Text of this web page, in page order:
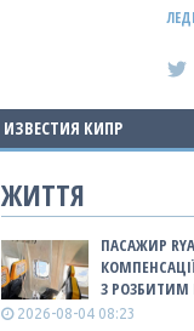
ИЗВЕСТИЯ КИПР
ЖИТТЯ
ПАСАЖИР
З
2026-08-04 08:23